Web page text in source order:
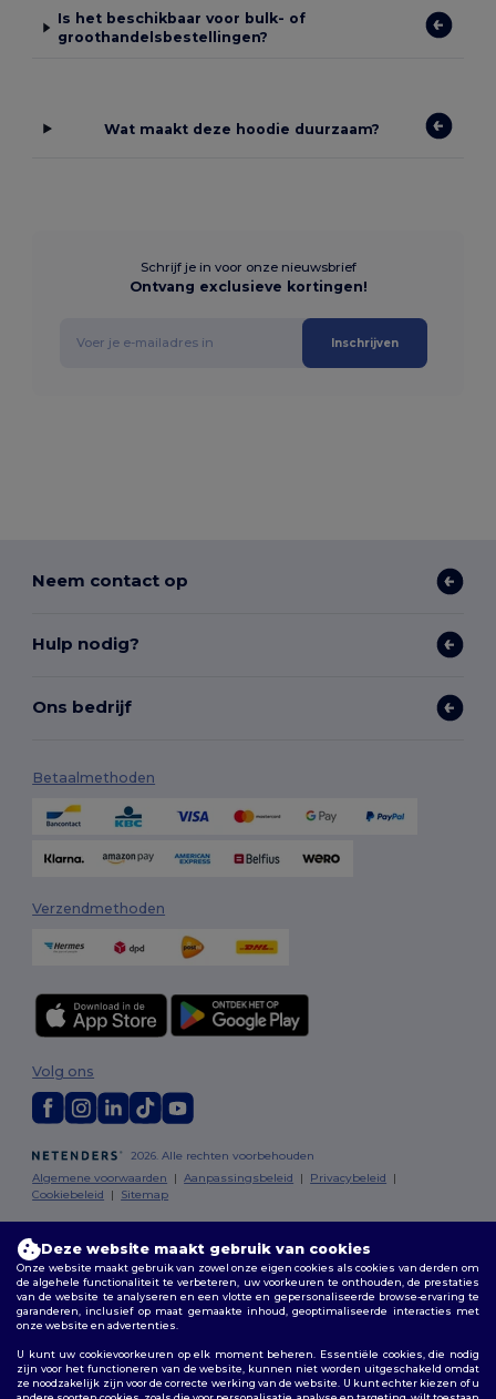
Is het beschikbaar voor bulk- of
groothandelsbestellingen?
Wat maakt deze hoodie duurzaam?
Schrijf je in voor onze nieuwsbrief
Ontvang exclusieve kortingen!
Inschrijven
Neem contact op
Hulp nodig?
Ons bedrijf
Betaalmethoden
Verzendmethoden
2026. Alle rechten voorbehouden
Algemene voorwaarden |Aanpassingsbeleid | Privacybeleid |
Cookiebeleid | Sitemap
Volg ons
Bruxelles | Anvers | Mortsel| Malines |Lierre | Turnhout
Herentals|Hoogstraten|Bruges
Deze website maakt gebruik van cookies
Onze website maakt gebruik van zowel onze eigen cookies als cookies van derden om
de algehele functionaliteit te verbeteren, uw voorkeuren te onthouden, de prestaties
van de website te analyseren en een vlotte en gepersonaliseerde browse-ervaring te
garanderen, inclusief op maat gemaakte inhoud, geoptimaliseerde interacties met
onze website en advertenties.
U kunt uw cookievoorkeuren op elk moment beheren. Essentiële cookies, die nodig
zijn voor het functioneren van de website, kunnen niet worden uitgeschakeld omdat
ze noodzakelijk zijn voor de correcte werking van de website. U kunt echter kiezen of u